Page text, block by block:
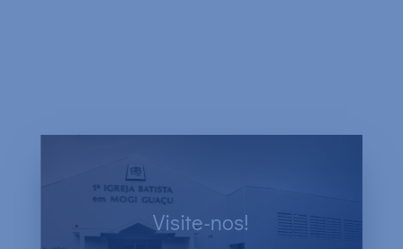
Visite-nos!